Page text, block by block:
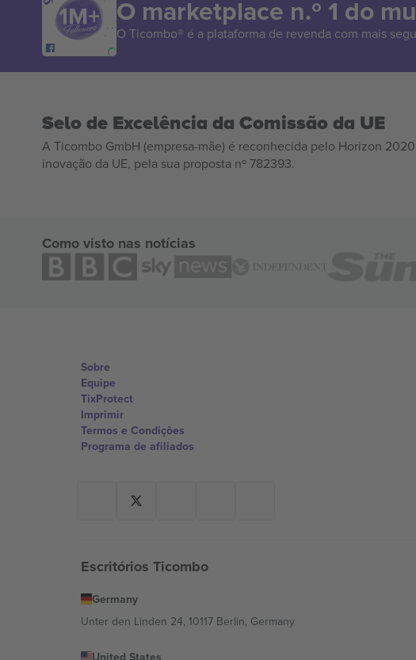
O marketplace n.º 1 do
O Ticombo® é a plataforma de revenda com mais
Selo de Excelência da Comissão da UE
A Ticombo GmbH (empresa-mãe) é reconhecida pelo Horizon
inovação da UE, pela sua proposta nº 782393.
Como visto nas notícias
Sobre
Equipe
TixProtect
Imprimir
Termos e Condições
Programa de afiliados
Escritórios Ticombo
Germany
Unter den Linden 24, 10117 Berlin, Germany
United States